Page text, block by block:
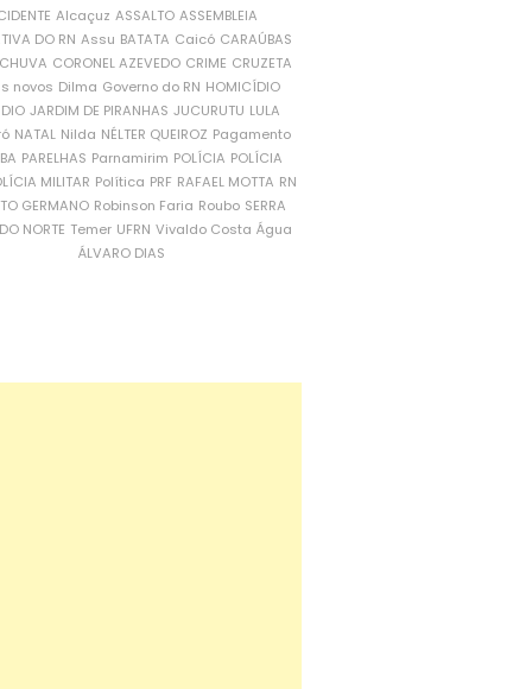
Alcaçuz ASSALTO ASSEMBLEIA
DO RN Assu BATATA Caicó CARAÚBAS
CORONEL AZEVEDO CRIME CRUZETA
novos Dilma Governo do RN HOMICÍDIO
JARDIM DE PIRANHAS JUCURUTU LULA
NATAL Nilda NÉLTER QUEIROZ Pagamento
PARELHAS Parnamirim POLÍCIA POLÍCIA
MILITAR Política PRF RAFAEL MOTTA RN
GERMANO Robinson Faria Roubo SERRA
NORTE Temer UFRN Vivaldo Costa Água
ÁLVARO DIAS